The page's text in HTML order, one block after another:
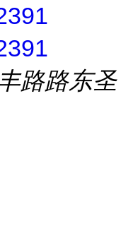
路路东圣